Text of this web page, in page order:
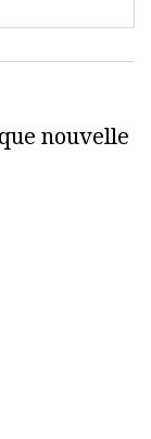
nouvelle